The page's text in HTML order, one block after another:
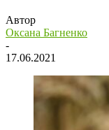
Автор
Оксана Багненко
-
17.06.2021